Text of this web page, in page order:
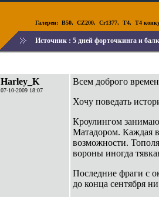
Галереи: B50, CZ200, Cr1377, T4, T4
Источник : 5 дней форточкинга и
Harley_K
07-10-2009 18:07
Всем доброго
Хочу поведать
Кроулингом
Матадором. Каждая
возможности.
вороны иногда
Последние фраги с
до конца сентября